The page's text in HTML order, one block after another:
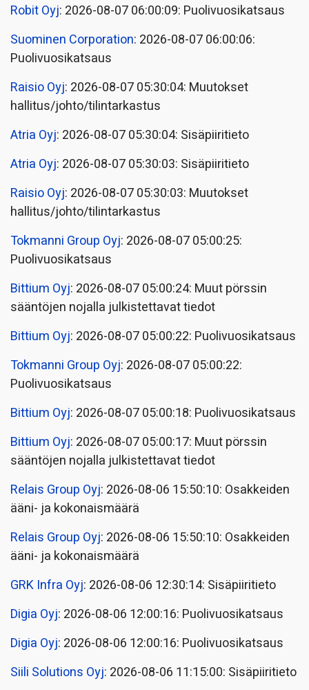
Robit Oyj: 2026-08-07 06:00:09: Puolivuosikatsaus
Suominen Corporation: 2026-08-07 06:00:06:
Puolivuosikatsaus
Raisio Oyj: 2026-08-07 05:30:04: Muutokset
hallitus/johto/tilintarkastus
Atria Oyj: 2026-08-07 05:30:04: Sisäpiiritieto
Atria Oyj: 2026-08-07 05:30:03: Sisäpiiritieto
Raisio Oyj: 2026-08-07 05:30:03: Muutokset
hallitus/johto/tilintarkastus
Tokmanni Group Oyj: 2026-08-07 05:00:25:
Puolivuosikatsaus
Bittium Oyj: 2026-08-07 05:00:24: Muut pörssin
sääntöjen nojalla julkistettavat tiedot
Bittium Oyj: 2026-08-07 05:00:22: Puolivuosikatsaus
Tokmanni Group Oyj: 2026-08-07 05:00:22:
Puolivuosikatsaus
Bittium Oyj: 2026-08-07 05:00:18: Puolivuosikatsaus
Bittium Oyj: 2026-08-07 05:00:17: Muut pörssin
sääntöjen nojalla julkistettavat tiedot
Relais Group Oyj: 2026-08-06 15:50:10: Osakkeiden
ääni- ja kokonaismäärä
Relais Group Oyj: 2026-08-06 15:50:10: Osakkeiden
ääni- ja kokonaismäärä
GRK Infra Oyj: 2026-08-06 12:30:14: Sisäpiiritieto
Digia Oyj: 2026-08-06 12:00:16: Puolivuosikatsaus
Digia Oyj: 2026-08-06 12:00:16: Puolivuosikatsaus
Siili Solutions Oyj: 2026-08-06 11:15:00: Sisäpiiritieto